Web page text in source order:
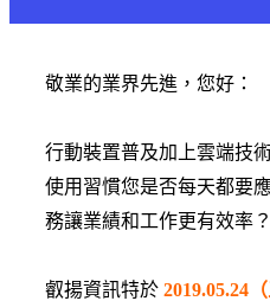
敬業的業界先進，您好：
行動裝置普及加上雲端技
使用習慣您是否每天都要
務讓業績和工作更有效率？
叡揚資訊特於 2019.05.24（